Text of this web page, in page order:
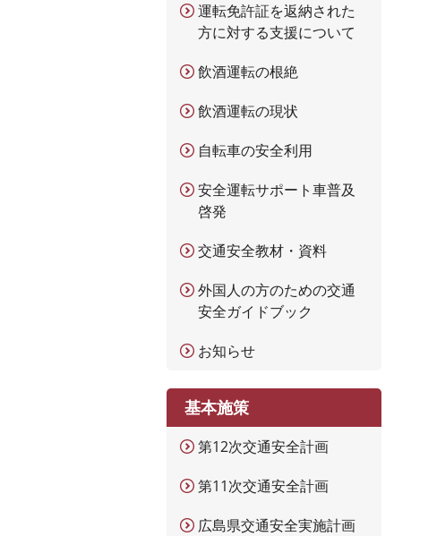
運転免許証を返納された
方に対する支援について
飲酒運転の根絶
飲酒運転の現状
自転車の安全利用
安全運転サポート車普及
啓発
交通安全教材・資料
外国人の方のための交通
安全ガイドブック
お知らせ
基本施策
第12次交通安全計画
第11次交通安全計画
広島県交通安全実施計画